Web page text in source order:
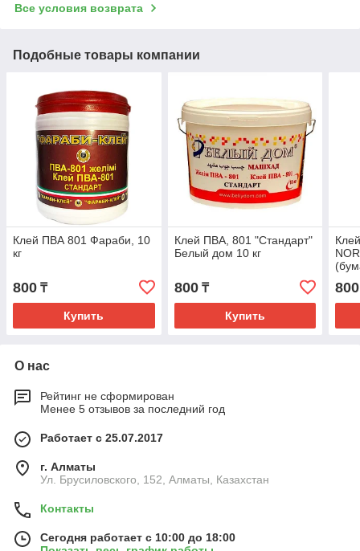
Все условия возврата
Подобные товары компании
Клей ПВА 801 Фараби, 10
кг
800 ₸
Купить
Клей ПВА, 801 "Стандарт"
Белый дом 10 кг
800₸
Купить
800
О нас
Рейтинг не сформирован
Менее 5 отзывов за последний год
Работает с 25.07.2017
г. Алматы
Ул. Брусиловского, 152, Алматы, Казахстан
Контакты
Сегодня работает с 10:00 до 18:00